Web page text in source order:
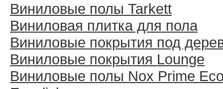
Виниловые полы Tarkett
Виниловая плитка для пола
Виниловые покрытия под
Виниловые покрытия Lounge
Виниловые полы Nox Prime